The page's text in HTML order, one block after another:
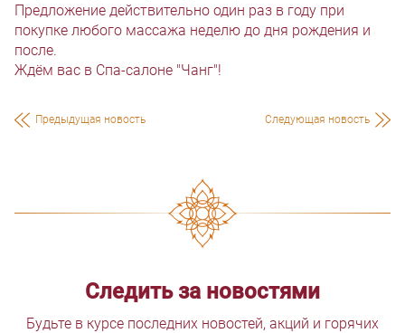
Предложение действительно один раз в году при
покупке любого массажа неделю до дня рождения и
после.
Ждём вас в Спа-салоне "Чанг"!
Предыдущая новость Следующая новость
Следить за новостями
Будьте в курсе последних новостей, акций и горячих